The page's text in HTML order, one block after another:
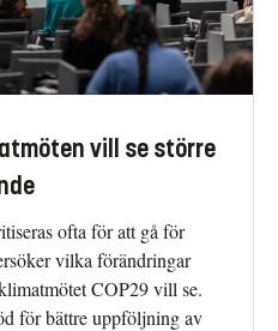
vill se större
ofta för att gå för
vilka förändringar
COP29 vill se.
för bättre uppföljning av